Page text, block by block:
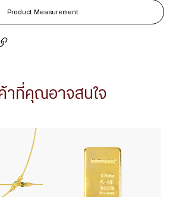
Product Measurement
าที่คุณอาจสนใจ